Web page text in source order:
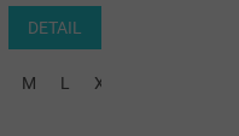
DETAIL
M L XL